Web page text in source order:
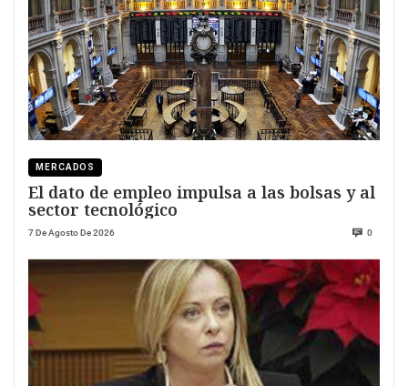
MERCADOS
El dato de empleo impulsa a las bolsas y al
sector tecnológico
7 De Agosto De 2026 0